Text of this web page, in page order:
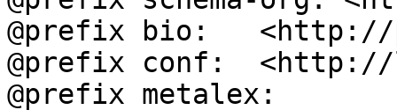
@prefix bio:
@prefix conf:  <http://
@prefix metalex: